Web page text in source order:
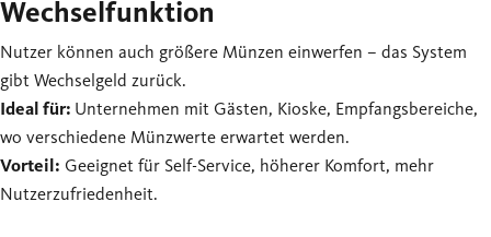
Wechselfunktion
Nutzer können auch größere Münzen einwerfen – das System
gibt Wechselgeld zurück.
Ideal für: Unternehmen mit Gästen, Kioske, Empfangsbereiche,
wo verschiedene Münzwerte erwartet werden.
Vorteil: Geeignet für Self-Service, höherer Komfort, mehr
Nutzerzufriedenheit.